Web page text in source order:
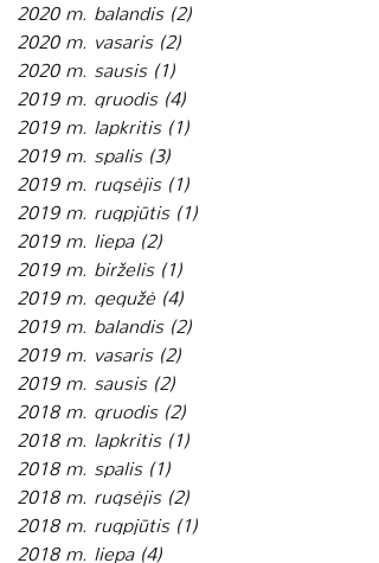
2020 m. balandis
(2)
2020 m. vasaris
(2)
2020 m. sausis
(1)
2019 m. gruodis
(4)
2019 m. lapkritis
(1)
2019 m. spalis
(3)
2019 m. rugsėjis
(1)
2019 m. rugpjūtis
(1)
2019 m. liepa
(2)
2019 m. birželis
(1)
2019 m. gegužė
(4)
2019 m. balandis
(2)
2019 m. vasaris
(2)
2019 m. sausis
(2)
2018 m. gruodis
(2)
2018 m. lapkritis
(1)
2018 m. spalis
(1)
2018 m. rugsėjis
(2)
2018 m. rugpjūtis
(1)
2018 m. liepa
(4)